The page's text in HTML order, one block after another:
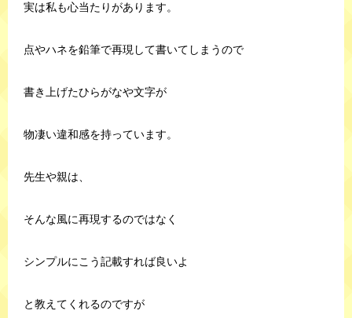
実は私も心当たりがあります。
点やハネを鉛筆で再現して書いてしまうので
書き上げたひらがなや文字が
物凄い違和感を持っています。
先生や親は、
そんな風に再現するのではなく
シンプルにこう記載すれば良いよ
と教えてくれるのですが